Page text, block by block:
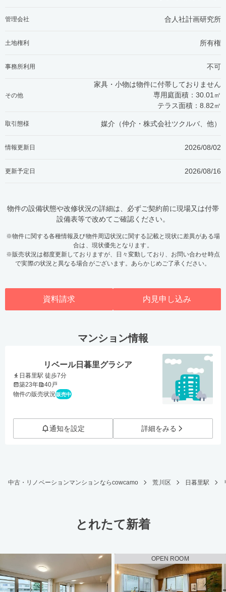
管理会社 合人社計画研究所
土地権利 所有権
事務所利用 不可
その他
家具・小物は物件に付帯しておりません
専用庭面積：30.01㎡
テラス面積：8.82㎡
取引態様 媒介（仲介・ 株式会社ツクルバ、他）
情報更新日 2026/08/02
更新予定日 2026/08/16
物件の設備状態や改修状況の詳細は、必ずご契約前に現場又は付帯
設備表等で改めてご確認ください。
※物件に関する各種情報及び物件周辺状況に関する記載と現状に差異がある場
合は、現状優先となります。
※販売状況は都度更新しておりますが、日々変動しており、お問い合わせ時点
で実際の状況と異なる場合がございます。あらかじめご了承ください。
資料請求 内見申し込み
マンション情報
リベール日暮里グラシア
日暮里駅 徒歩7分
築23年
40戸
物件の販売状況販売中
通知を設定 詳細をみる
中古・リノベーションマンションならcowcamo 荒川区 日暮里駅
とれたて新着
OPEN ROOM